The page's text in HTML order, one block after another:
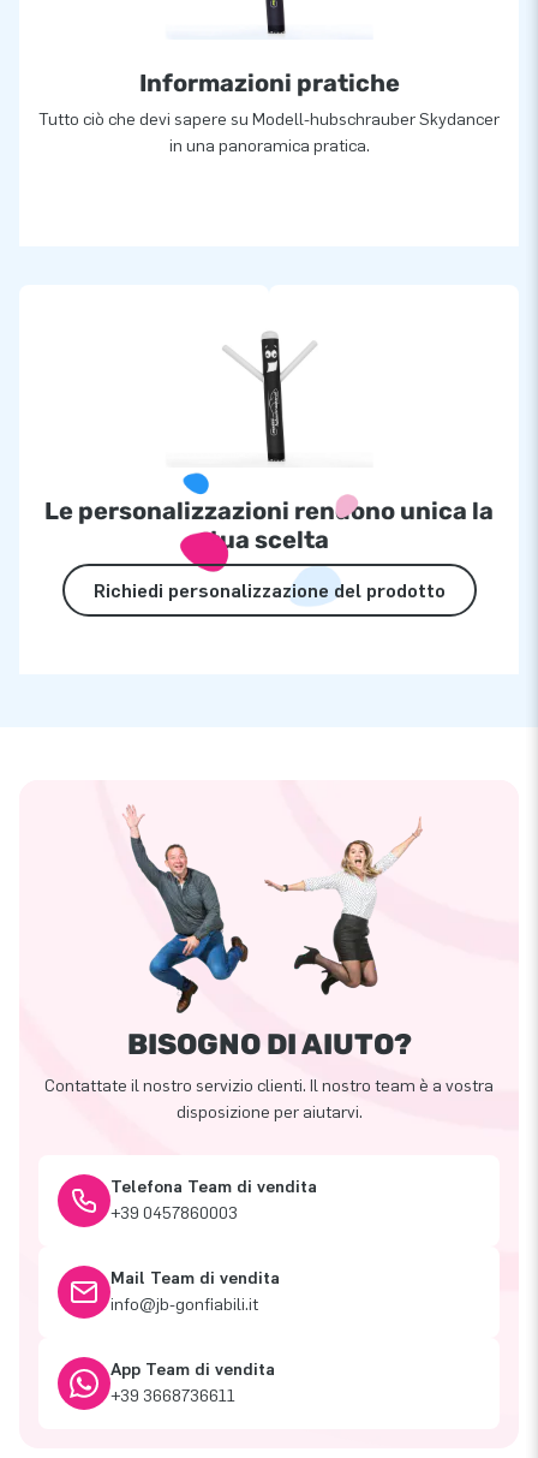
Informazioni pratiche
Tutto ciò che devi sapere su Modell-hubschrauber Skydancer
in una panoramica pratica.
Le personalizzazioni rendono unica la
tua scelta
Richiedi personalizzazione del prodotto
BISOGNO DI AIUTO?
Contattate il nostro servizio clienti. Il nostro team è a vostra
disposizione per aiutarvi.
Telefona Team di vendita
+39 0457860003
Mail Team di vendita
info@jb-gonfiabili.it
App Team di vendita
+39 3668736611